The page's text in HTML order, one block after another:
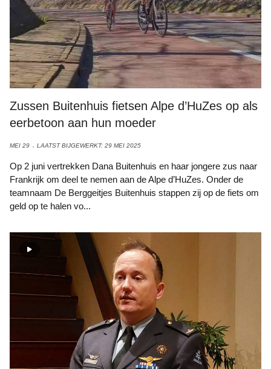
Zussen Buitenhuis fietsen Alpe d’HuZes op als
eerbetoon aan hun moeder
MEI 29 LAATST BIJGEWERKT: 29 MEI 2025
Op 2 juni vertrekken Dana Buitenhuis en haar jongere zus naar
Frankrijk om deel te nemen aan de Alpe d’HuZes. Onder de
teamnaam De Berggeitjes Buitenhuis stappen zij op de fiets om
geld op te halen vo...